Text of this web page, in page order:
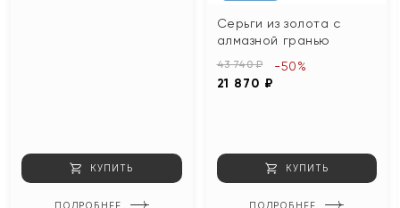
КУПИТЬ
ПОДРОБНЕЕ
Серьги из золота с
алмазной гранью
43 740 ₽
21 870 ₽
-50%
КУПИТЬ
ПОДРОБНЕЕ